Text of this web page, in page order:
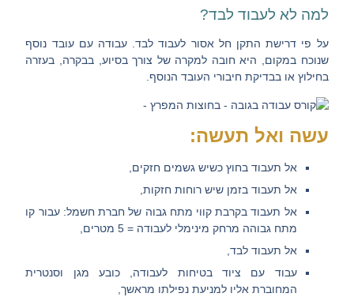
למה לא לעבוד לבד?
על פי דרישת התקן חל אסור לעבוד לבד. עבודה עם עובד נוסף
שנוכח במקום, היא חובה למקרה של צורך בסיוע, בבקרה, בעזרה
בחילוץ או בבדיקת חיבורי העובד הנוסף.
עשה ואל תעשה:
אל תעבוד בחוץ כשיש גשמים חזקים,
אל תעבוד בזמן שיש רוחות חזקות,
אל תעבוד בקרבת קווי מתח גבוה של חברת חשמל: עבור קו
מתח גבוהה מרחק מינימלי לעבודה = 5 מטרים,
אל תעבוד לבד,
עבוד עם ציוד בטיחות לעבודה, כובע מגן וסנטרית
המחוברת אליו למניעת נפילתו מראשך,